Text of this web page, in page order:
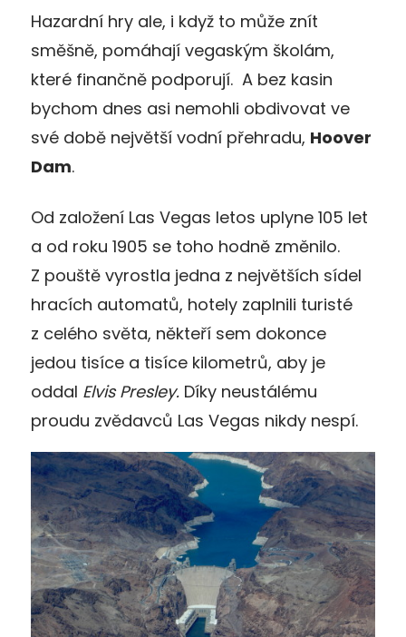
Hazardní hry ale, i když to může znít
směšně, pomáhají vegaským školám,
které finančně podporují. A bez kasin
bychom dnes asi nemohli obdivovat ve
své době největší vodní přehradu, Hoover
Dam.
Od založení Las Vegas letos uplyne 105 let
a od roku 1905 se toho hodně změnilo.
Z pouště vyrostla jedna z největších sídel
hracích automatů, hotely zaplnili turisté
z celého světa, někteří sem dokonce
jedou tisíce a tisíce kilometrů, aby je
oddal Elvis Presley. Díky neustálému
proudu zvědavců Las Vegas nikdy nespí.